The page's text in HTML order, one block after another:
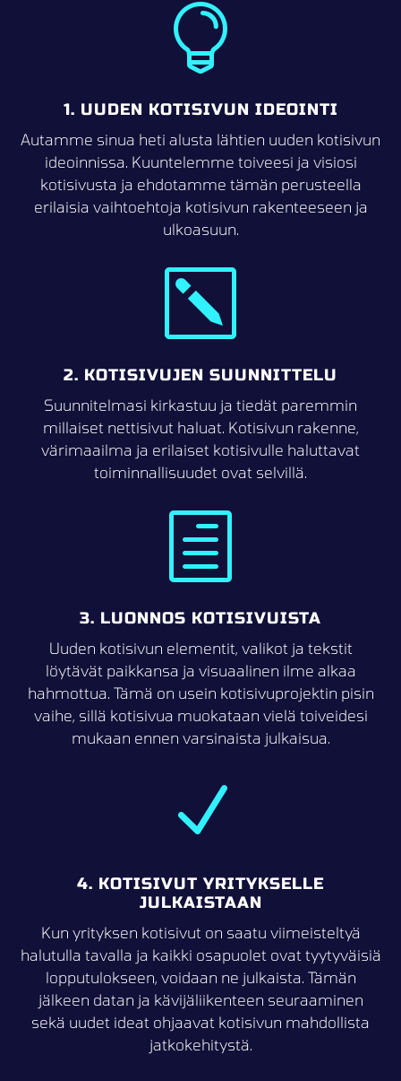

1. UUDEN KOTISIVUN IDEOINTI
Autamme sinua heti alusta lähtien uuden kotisivun
ideoinnissa. Kuuntelemme toiveesi ja visiosi
kotisivusta ja ehdotamme tämän perusteella
erilaisia vaihtoehtoja kotisivun rakenteeseen ja
ulkoasuun.
k
2. KOTISIVUJEN SUUNNITTELU
Suunnitelmasi kirkastuu ja tiedät paremmin
millaiset nettisivut haluat. Kotisivun rakenne,
värimaailma ja erilaiset kotisivulle haluttavat
toiminnallisuudet ovat selvillä.
h
3. LUONNOS KOTISIVUISTA
Uuden kotisivun elementit, valikot ja tekstit
löytävät paikkansa ja visuaalinen ilme alkaa
hahmottua. Tämä on usein kotisivuprojektin pisin
vaihe, sillä kotisivua muokataan vielä toiveidesi
mukaan ennen varsinaista julkaisua.
N
4. KOTISIVUT YRITYKSELLE
JULKAISTAAN
Kun yrityksen kotisivut on saatu viimeisteltyä
halutulla tavalla ja kaikki osapuolet ovat tyytyväisiä
lopputulokseen, voidaan ne julkaista. Tämän
jälkeen datan ja kävijäliikenteen seuraaminen
sekä uudet ideat ohjaavat kotisivun mahdollista
jatkokehitystä.